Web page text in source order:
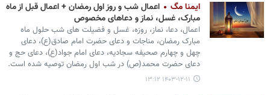
ایمنا مگ
اعمال شب و روز اول رمضان + اعمال قبل از ماه
مبارک، غسل، نماز و دعاهای مخصوص
اعمال، دعا، نماز، روزه، غسل و فضیلت های شب حلول ماه
مبارک رمضان، مناجات و دعای حضرت امام صادق(ع)، دعای
چهل و چهارم صحیفه سجادیه، دعای امام جواد(ع)، دعای حج و
دعای حضرت محمد(ص) در شب اول رمضان توصیه شده است.
۱۴۰۳-۱۲-۱۱ ۱۳:۱۲